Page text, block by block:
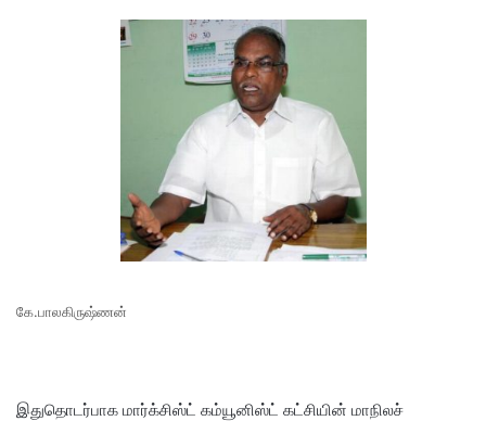
கே.பாலகிருஷ்ணன்
இதுதொடர்பாக மார்க்சிஸ்ட் கம்யூனிஸ்ட் கட்சியின் மாநிலச்